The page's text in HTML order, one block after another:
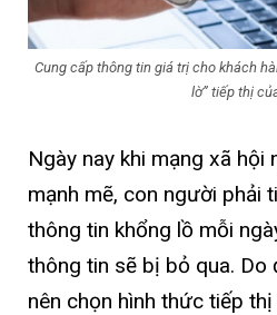
Cung cấp thông tin giá trị cho khách
lờ” tiếp thị
Ngày nay khi mạng xã hội
mạnh mẽ, con người phải
thông tin khổng lồ mỗi
thông tin sẽ bị bỏ qua. Do
nên chọn hình thức tiếp